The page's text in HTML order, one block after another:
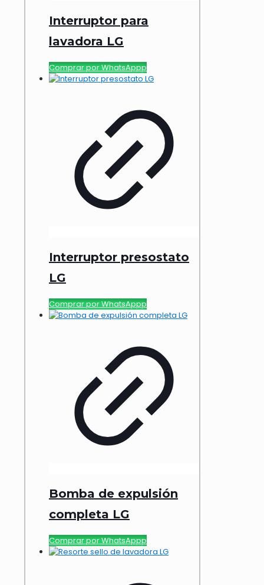
Interruptor para
lavadora LG
Comprar por WhatsAppp
Interruptor presostato
LG
Comprar por WhatsAppp
Bomba de expulsión
completa LG
Comprar por WhatsAppp